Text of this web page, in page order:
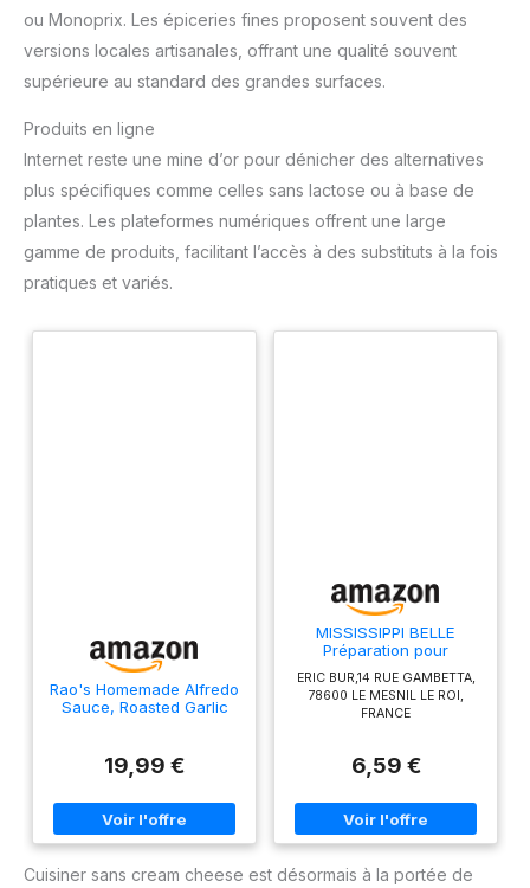
ou Monoprix. Les épiceries fines proposent souvent des
versions locales artisanales, offrant une qualité souvent
supérieure au standard des grandes surfaces.
Produits en ligne
Internet reste une mine d’or pour dénicher des alternatives
plus spécifiques comme celles sans lactose ou à base de
plantes. Les plateformes numériques offrent une large
gamme de produits, facilitant l’accès à des substituts à la fois
pratiques et variés.
Rao's Homemade Alfredo
Sauce, Roasted Garlic
Carb Conscious, Keto
Friendly, Premium Quality,
Romano Cheese, Cream
and Butter
19,99 €
MISSISSIPPI BELLE
Préparation pour
ERIC BUR,14 RUE GAMBETTA,
78600 LE MESNIL LE ROI,
FRANCE
6,59 €
Cuisiner sans cream cheese est désormais à la portée de